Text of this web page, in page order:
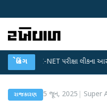
બ્રેકિંગ
UGC-NET પરીક્ષા લીકના આરોપો પર
રાજકારણ 5 જૂન, 2025 Super